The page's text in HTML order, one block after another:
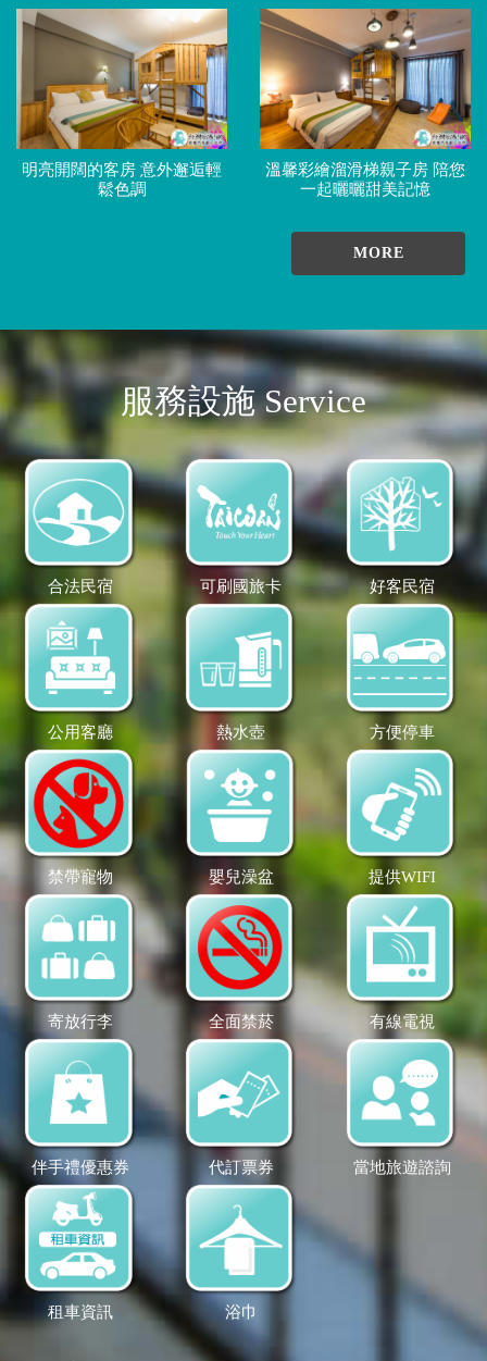
明亮開闊的客房 意外邂逅輕
鬆色調
溫馨彩繪溜滑梯親子房 陪您
一起曬曬甜美記憶
MORE
服務設施 Service
合法民宿 可刷國旅卡 好客民宿
公用客廳 熱水壺 方便停車
禁帶寵物 嬰兒澡盆 提供WIFI
寄放行李 全面禁菸 有線電視
伴手禮優惠券 代訂票券 當地旅遊諮詢
租車資訊 浴巾